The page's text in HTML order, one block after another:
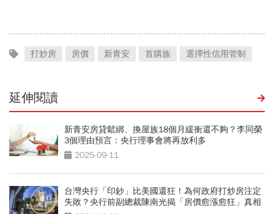
打炒房 房價 新青安 首購族 選擇性信用管制
延伸閱讀
新青安房貸鬆綁、換屋族18個月緩衝還不夠？李同榮
3個理由預言：央行理事會將再放利多
2025-09-11
台灣央行「印鈔」比美國還狂！為何政府打炒房注定
失敗？央行前副總裁陳南光揭「房價愈漲愈狂」真相